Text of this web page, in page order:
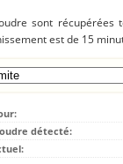
sont
est de 15
détecté: